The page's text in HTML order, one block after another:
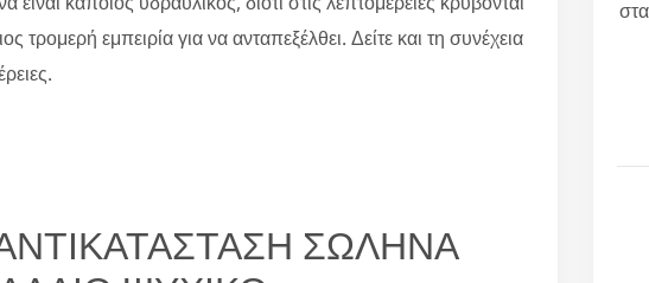
τρομερή εμπειρία για να ανταπεξέλθει. Δείτε και τη συνέχεια
ΑΝΤΙΚΑΤΑΣΤΑΣΗ ΣΩΛΗΝΑ